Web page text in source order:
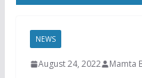
NEWS
August 24, 2022 Mamta